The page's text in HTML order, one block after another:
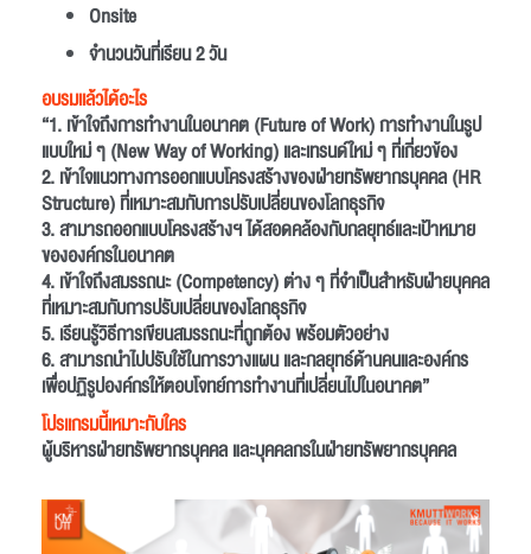
Onsite
จำนวนวันที่เรียน 2 วัน
อบรมเเล้วได้อะไร
“1. เข้าใจถึงการทำงานในอนาคต (Future of Work) การทำงานในรูป
แบบใหม่ ๆ (New Way of Working) และเทรนด์ใหม่ ๆ ที่เกี่ยวข้อง
2. เข้าใจแนวทางการออกแบบโครงสร้างของฝ่ายทรัพยากรบุคคล (HR
Structure) ที่เหมาะสมกับการปรับเปลี่ยนของโลกธุรกิจ
3. สามารถออกแบบโครงสร้างฯ ได้สอดคล้องกับกลยุทธ์และเป้าหมาย
ขององค์กรในอนาคต
4. เข้าใจถึงสมรรถนะ (Competency) ต่าง ๆ ที่จำเป็นสำหรับฝ่ายบุคคล
ที่เหมาะสมกับการปรับเปลี่ยนของโลกธุรกิจ
5. เรียนรู้วิธีการเขียนสมรรถนะที่ถูกต้อง พร้อมตัวอย่าง
6. สามารถนำไปปรับใช้ในการวางแผน และกลยุทธ์ด้านคนและองค์กร
เพื่อปฏิรูปองค์กรให้ตอบโจทย์การทำงานที่เปลี่ยนไปในอนาคต”
โปรเเกรมนี้เหมาะกับใคร
ผู้บริหารฝ่ายทรัพยากรบุคคล และบุคคลกรในฝ่ายทรัพยากรบุคคล